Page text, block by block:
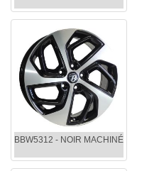
BBW5312 - NOIR MACHINÉ